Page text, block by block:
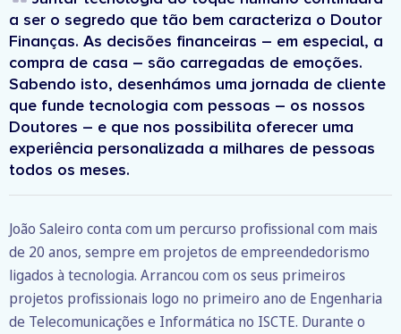
João Saleiro conta com um percurso profissional com mais
de 20 anos, sempre em projetos de empreendedorismo
ligados à tecnologia. Arrancou com os seus primeiros
projetos profissionais logo no primeiro ano de Engenharia
de Telecomunicações e Informática no ISCTE. Durante o
a ser o segredo que tão bem caracteriza o Doutor
Finanças. As decisões financeiras – em especial, a
compra de casa – são carregadas de emoções.
Sabendo isto, desenhámos uma jornada de cliente
que funde tecnologia com pessoas – os nossos
Doutores – e que nos possibilita oferecer uma
experiência personalizada a milhares de pessoas
todos os meses.